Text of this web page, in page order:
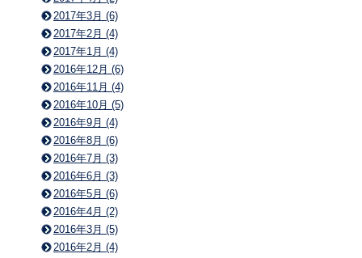
2017年3月 (6)
2017年2月 (4)
2017年1月 (4)
2016年12月 (6)
2016年11月 (4)
2016年10月 (5)
2016年9月 (4)
2016年8月 (6)
2016年7月 (3)
2016年6月 (3)
2016年5月 (6)
2016年4月 (2)
2016年3月 (5)
2016年2月 (4)